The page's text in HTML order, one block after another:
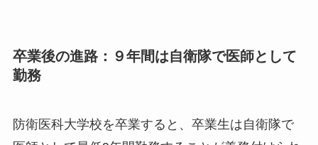
卒業後の進路：９年間は自衛隊で医師として
勤務
防衛医科大学校を卒業すると、卒業生は自衛隊で